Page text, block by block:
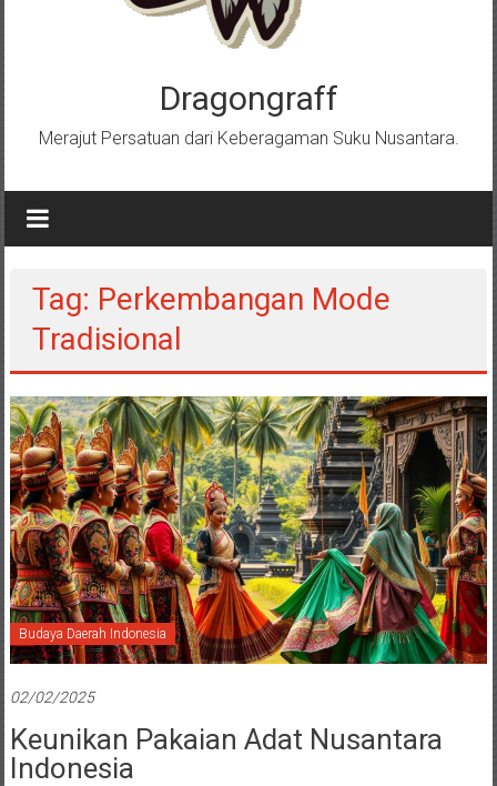
Dragongraff
Merajut Persatuan dari Keberagaman Suku Nusantara.
Tag: Perkembangan Mode
Tradisional
Budaya Daerah Indonesia
02/02/2025
Keunikan Pakaian Adat Nusantara
Indonesia